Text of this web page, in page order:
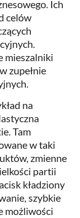
Ich
celów
mieszalniki
zupełnie
na
Tam
w taki
zmienne
partii
kładziony
szybkie
możliwości